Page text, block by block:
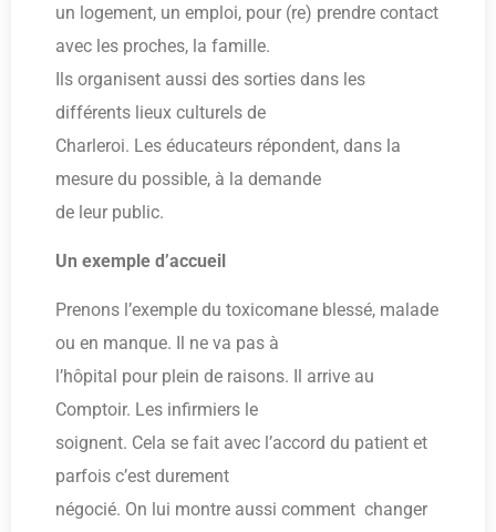
un logement, un emploi, pour (re) prendre contact
avec les proches, la famille.
Ils organisent aussi des sorties dans les
différents lieux culturels de
Charleroi. Les éducateurs répondent, dans la
mesure du possible, à la demande
de leur public.
Un exemple d’accueil
Prenons l’exemple du toxicomane blessé, malade
ou en manque. Il ne va pas à
l’hôpital pour plein de raisons. Il arrive au
Comptoir. Les infirmiers le
soignent. Cela se fait avec l’accord du patient et
parfois c’est durement
négocié. On lui montre aussi comment changer